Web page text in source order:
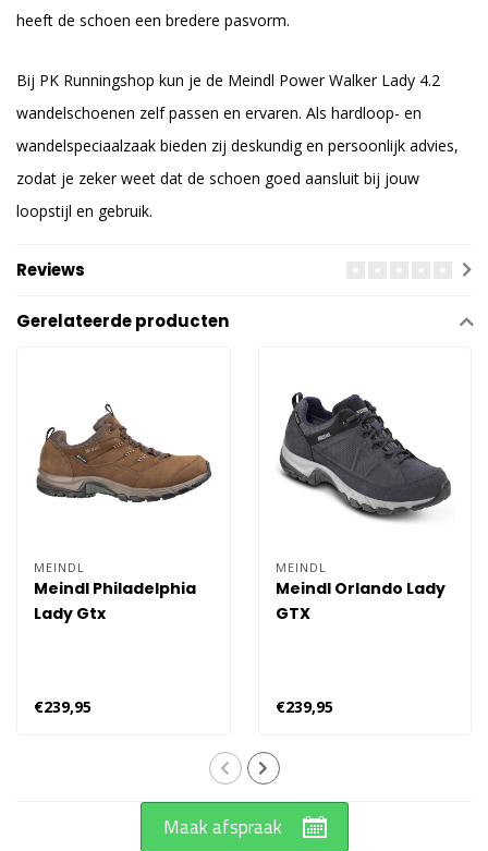
heeft de schoen een bredere pasvorm.
Bij PK Runningshop kun je de Meindl Power Walker Lady 4.2
wandelschoenen zelf passen en ervaren. Als hardloop- en
wandelspeciaalzaak bieden zij deskundig en persoonlijk advies,
zodat je zeker weet dat de schoen goed aansluit bij jouw
loopstijl en gebruik.
Reviews
Gerelateerde producten
MEINDL
Meindl Philadelphia
Lady Gtx
€239,95
MEINDL
Meindl Orlando Lady
GTX
€239,95
Maak afspraak